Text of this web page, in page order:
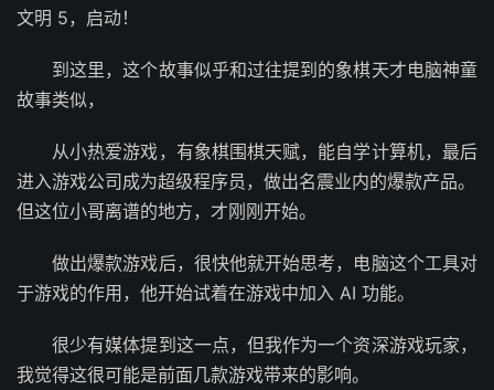
文明 5，启动！
到这里，这个故事似乎和过往提到的象棋天才电脑神童
故事类似，
从小热爱游戏，有象棋围棋天赋，能自学计算机，最后
进入游戏公司成为超级程序员，做出名震业内的爆款产品。
但这位小哥离谱的地方，才刚刚开始。
做出爆款游戏后，很快他就开始思考，电脑这个工具对
于游戏的作用，他开始试着在游戏中加入 AI 功能。
很少有媒体提到这一点，但我作为一个资深游戏玩家，
我觉得这很可能是前面几款游戏带来的影响。